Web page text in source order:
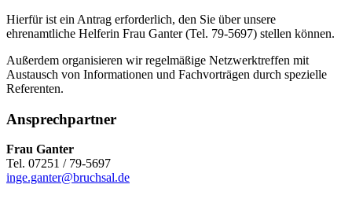
Hierfür ist ein Antrag erforderlich, den Sie über unsere
ehrenamtliche Helferin Frau Ganter (Tel. 79-5697) stellen können.
Außerdem organisieren wir regelmäßige Netzwerktreffen mit
Austausch von Informationen und Fachvorträgen durch spezielle
Referenten.
Ansprechpartner
Frau Ganter
Tel. 07251 / 79-5697
inge.ganter@bruchsal.de